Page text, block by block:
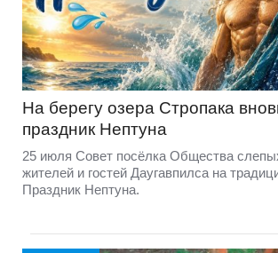
На берегу озера Стропака
праздник Нептуна
25 июля Совет посёлка Общества
жителей и гостей Даугавпилса на
Праздник Нептуна.